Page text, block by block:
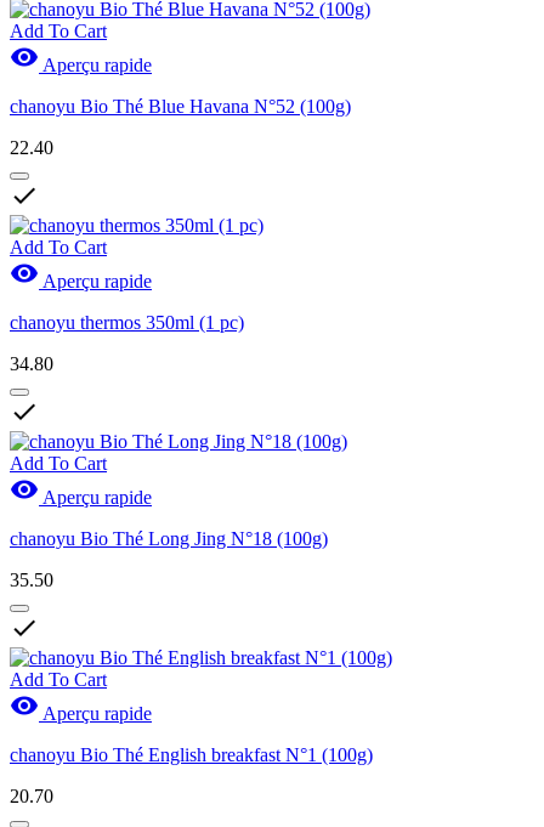
Add To Cart
 Aperçu rapide
chanoyu Bio Thé Blue Havana N°52 (100g)
22.40

Add To Cart
 Aperçu rapide
chanoyu thermos 350ml (1 pc)
34.80

Add To Cart
 Aperçu rapide
chanoyu Bio Thé Long Jing N°18 (100g)
35.50

Add To Cart
 Aperçu rapide
chanoyu Bio Thé English breakfast N°1 (100g)
20.70